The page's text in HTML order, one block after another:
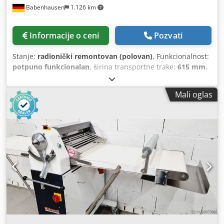
Babenhausen 1.126 km
Informacije o ceni Pozvati
Stanje: radionički remontovan (polovan), Funkcionalnost:
potpuno funkcionalan, širina transportne trake: 615 mm,
, ulazna frekvencija:
sertifikovan do:07/2027, električna osigurač:16 A, širina
otvora:30 mm
, vrsta ulazne struje:
trofazni
Comfort za sve vrste testa za razvijanje i laminaranje ručno
upravljanje robustna tehnologija izrađena od prohroma
pokretna mašina za razvijanje testa sa ručnim i nožnim
komandama priključak 400V, 16A-CEE utikač polovna,
servisirana mašina Opcije: ugovor o održavanju kutija
rezervnih delova Dodpfjyw El Tjx Ahfeck servis paket
dostava obuka i puštanje u rad
Mali oglas